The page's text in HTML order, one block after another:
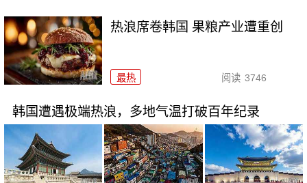
热浪席卷韩国 果粮产业遭重创
最热 阅读 3746
韩国遭遇极端热浪，多地气温打破百年纪录